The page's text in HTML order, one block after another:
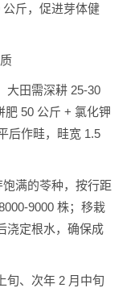
斤，促进芽体健
田需深耕 25-30
肥 50 公斤 + 氯化钾
后作畦，畦宽 1.5
满的苓种，按行距
9000 株；移栽
浇定根水，确保成
、次年 2 月中旬